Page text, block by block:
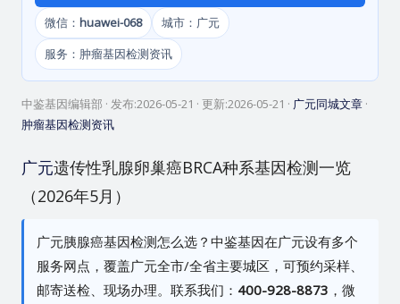
微信： huawei-068
城市：广元
服务：肿瘤基因检测资讯
中鉴基因编辑部 · 发布:2026-05-21 · 更新:2026-05-21 · 广元同城文章·
肿瘤基因检测资讯
广元遗传性乳腺卵巢癌BRCA种系基因检测一览
（2026年5月）
广元胰腺癌基因检测怎么选？中鉴基因在广元设有多个
服务网点，覆盖广元全市/全省主要城区，可预约采样、
邮寄送检、现场办理。联系我们： 400-928-8873 ，微